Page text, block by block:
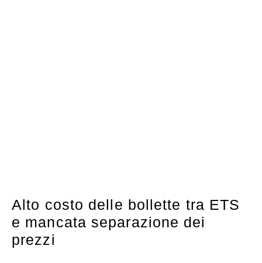
Alto costo delle bollette tra ETS
e mancata separazione dei
prezzi